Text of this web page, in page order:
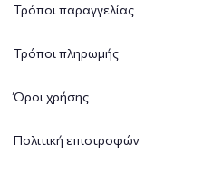
Τρόποι παραγγελίας
Τρόποι πληρωμής
Όροι χρήσης
Πολιτική επιστροφών